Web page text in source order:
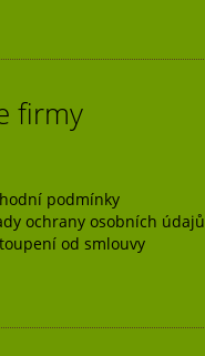
firmy
podmínky
ochrany osobních údajů
od smlouvy